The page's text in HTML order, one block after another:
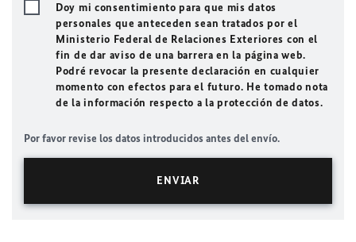
Doy mi consentimiento para que mis datos
personales que anteceden sean tratados por el
Ministerio Federal de Relaciones Exteriores con el
fin de dar aviso de una barrera en la página web.
Podré revocar la presente declaración en cualquier
momento con efectos para el futuro. He tomado nota
de la información respecto a la protección de datos.
Por favor revise los datos introducidos antes del envío.